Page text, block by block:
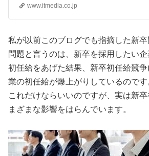
声 www.itmedia.co.jp
私が以前このブログでも指摘した新卒
問題と言うのは、新卒を採用したい
初任給をあげた結果、新卒初任給競
業の初任給が爆上がりしているのです
これだけならいいのですが、実は新
まざまな影響をはらんでいます。